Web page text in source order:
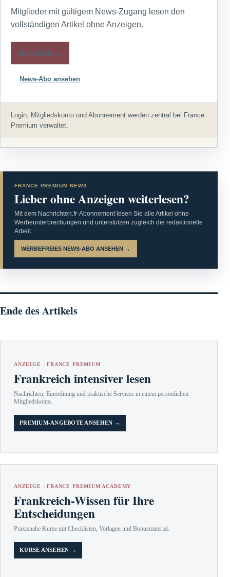
Mitglieder mit gültigem News-Zugang lesen den
vollständigen Artikel ohne Anzeigen.
Anmelden →
News-Abo ansehen
Login, Mitgliedskonto und Abonnement werden zentral bei France
Premium verwaltet.
FRANCE PREMIUM NEWS
Lieber ohne Anzeigen weiterlesen?
Mit dem Nachrichten.fr-Abonnement lesen Sie alle Artikel ohne
Werbeunterbrechungen und unterstützen zugleich die redaktionelle
Arbeit.
WERBEFREIES NEWS-ABO ANSEHEN →
Ende des Artikels
ANZEIGE · FRANCE PREMIUM
Frankreich intensiver lesen
Nachrichten, Einordnung und praktische Services in einem persönlichen
Mitgliedskonto.
PREMIUM-ANGEBOTE ANSEHEN →
ANZEIGE · FRANCE PREMIUM ACADEMY
Frankreich-Wissen für Ihre
Entscheidungen
Praxisnahe Kurse mit Checklisten, Vorlagen und Bonusmaterial.
KURSE ANSEHEN →